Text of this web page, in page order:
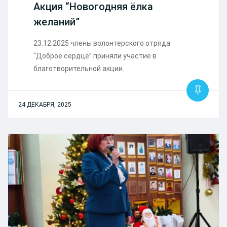
Акция “Новогодняя ёлка
желаний”
23.12.2025 члены волонтерского отряда
“Доброе сердце” приняли участие в
благотворительной акции.
24 ДЕКАБРЯ, 2025